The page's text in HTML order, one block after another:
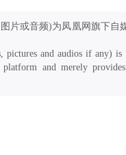
片或音频)为凤凰网旗下自
and audios if any) is
and merely provides